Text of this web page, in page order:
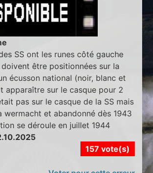
SS ont les runes côté gauche
être positionnées sur la
écusson national (noir, blanc et
apparaître sur le casque pour 2
pas sur le casque de la SS mais
wermacht et abandonné dès 1943
se déroule en juillet 1944
157 vote(s)